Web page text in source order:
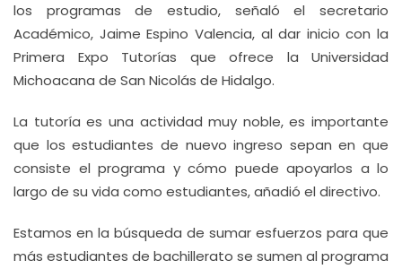
los programas de estudio, señaló el secretario
Académico, Jaime Espino Valencia, al dar inicio con la
Primera Expo Tutorías que ofrece la Universidad
Michoacana de San Nicolás de Hidalgo.
La tutoría es una actividad muy noble, es importante
que los estudiantes de nuevo ingreso sepan en que
consiste el programa y cómo puede apoyarlos a lo
largo de su vida como estudiantes, añadió el directivo.
Estamos en la búsqueda de sumar esfuerzos para que
más estudiantes de bachillerato se sumen al programa